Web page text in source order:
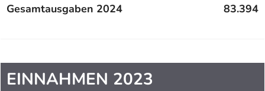
Gesamtausgaben 2024 83.394
EINNAHMEN 2023